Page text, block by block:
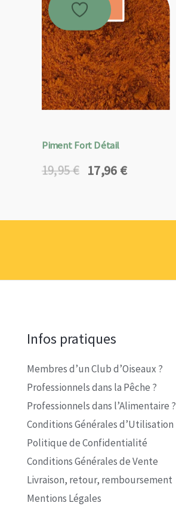
Promo !
Piment Fort Détail
19,95€
Le
était :
17,96 €
Le
est :
Infos pratiques
Membres d’un Club d’Oiseaux ?
Professionnels dans la Pêche ?
Professionnels dans l’Alimentaire ?
Conditions Générales d’Utilisation
Politique de Confidentialité
Conditions Générales de Vente
Livraison, retour, remboursement
Mentions Légales